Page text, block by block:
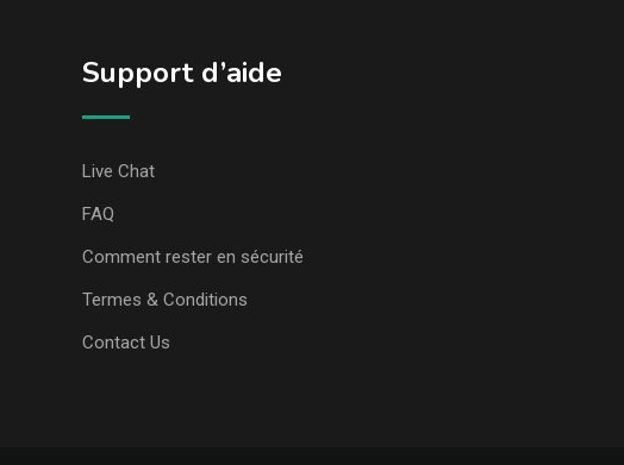
Support d’aide
Live Chat
FAQ
Comment rester en sécurité
Termes & Conditions
Contact Us